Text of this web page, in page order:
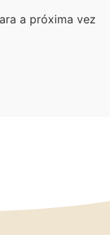
a próxima vez